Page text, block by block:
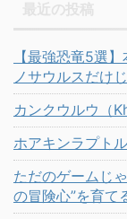
【最強恐竜5選
ノサウルスだけ
カンクウルウ（
ホアキンラプト
ただのゲームじ
の冒険心”を育て